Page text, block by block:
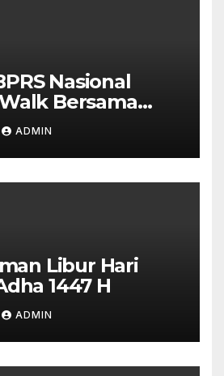
Nasional
Bersama
dan Insan
ADMIN
Libur Hari
1447 H
ADMIN